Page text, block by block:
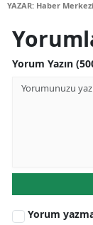
YAZAR: Haber Merkezi
Yorum Yazın
Yorum